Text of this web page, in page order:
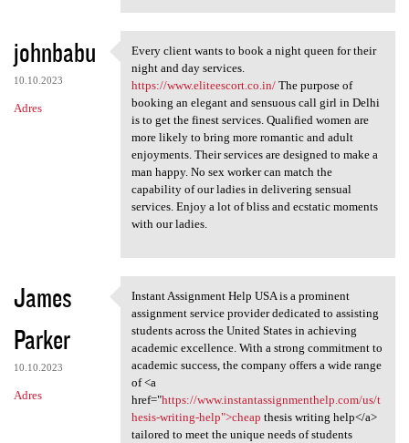
johnbabu
10.10.2023
Adres
Every client wants to book a
Every client wants to book a night queen for their
night and day services.
https://www.eliteescort.co.in/The purpose of
booking an elegant and sensuous call girl in Delhi
is to get the finest services. Qualified women are
more likely to bring more romantic and adult
enjoyments. Their services are designed to make a
man happy. No sex worker can match the
capability of our ladies in delivering sensual
services. Enjoy a lot of bliss and ecstatic moments
with our ladies.
James
Parker
10.10.2023
Adres
Instant Assignment Help USA
Instant Assignment Help USA is a prominent
assignment service provider dedicated to assisting
students across the United States in achieving
academic excellence. With a strong commitment to
academic success, the company offers a wide range
of <a
href="https://www.instantassignmenthelp.com/us/t
hesis-writing-help">cheap thesis writing help</a>
tailored to meet the unique needs of students